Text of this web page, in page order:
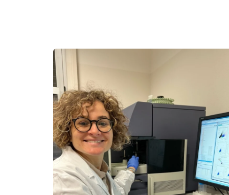
frequenti, l’aggiunta di un inibitore di
CDK4/6 alla terapia ormonale dopo
l’intervento chirurgico si traduce in
una riduzione significativa…